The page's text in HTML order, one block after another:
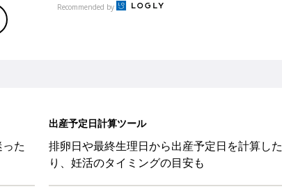
Recommended by
た
出産予定日計算ツール
排卵日や最終生理日から出産予定日を計算した
り、妊活のタイミングの目安も